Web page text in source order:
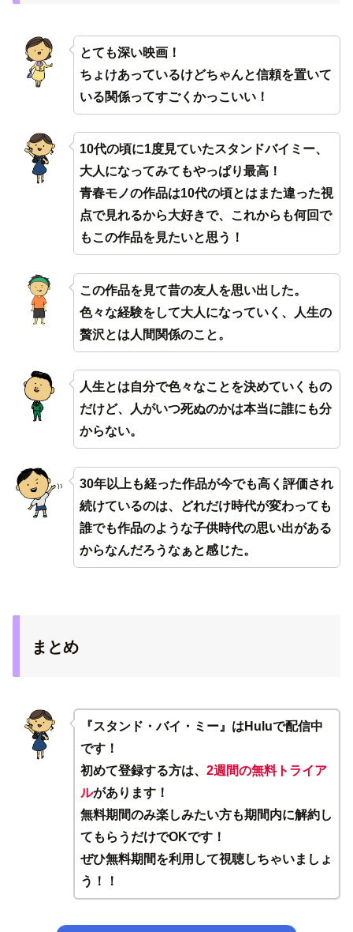
とても深い映画！
ちょけあっているけどちゃんと信頼を置いて
いる関係ってすごくかっこいい！
10代の頃に1度見ていたスタンドバイミー、
大人になってみてもやっぱり最高！
青春モノの作品は10代の頃とはまた違った視
点で見れるから大好きで、これからも何回で
もこの作品を見たいと思う！
この作品を見て昔の友人を思い出した。
色々な経験をして大人になっていく、人生の
贅沢とは人間関係のこと。
人生とは自分で色々なことを決めていくもの
だけど、人がいつ死ぬのかは本当に誰にも分
からない。
30年以上も経った作品が今でも高く評価され
続けているのは、どれだけ時代が変わっても
誰でも作品のような子供時代の思い出がある
からなんだろうなぁと感じた。
まとめ
『スタンド・バイ・ミー』はHuluで配信中
です！
初めて登録する方は、 2週間の無料トライア
ルがあります！
無料期間のみ楽しみたい方も期間内に解約し
てもらうだけでOKです！
ぜひ無料期間を利用して視聴しちゃいましょ
う！！